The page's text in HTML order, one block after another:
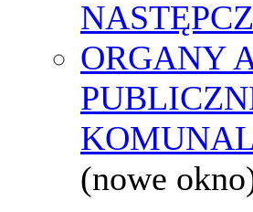
ORGANY
(nowe